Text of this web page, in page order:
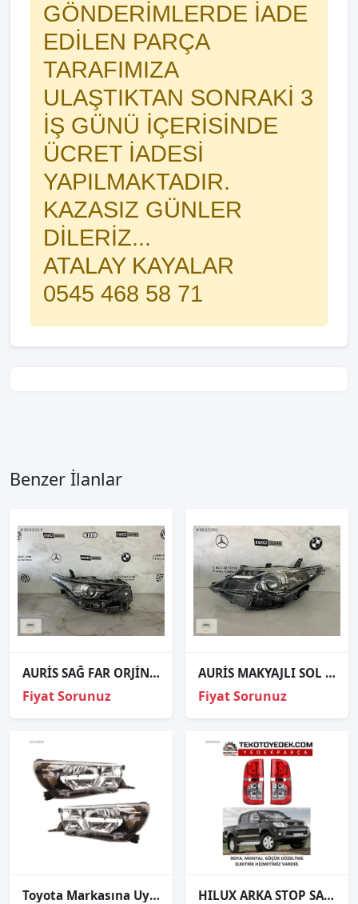
GÖNDERİMLERDE İADE
EDİLEN PARÇA
TARAFIMIZA
ULAŞTIKTAN SONRAKİ 3
İŞ GÜNÜ İÇERİSİNDE
ÜCRET İADESİ
YAPILMAKTADIR.
KAZASIZ GÜNLER
DİLERİZ...
ATALAY KAYALAR
0545 468 58 71
Benzer İlanlar
AURİS SAĞ FAR ORJİNAL
Fiyat Sorunuz
AURİS MAKYAJLI SOL FAR ORJİNAL
Fiyat Sorunuz
Toyota Markasına Uyumlu Hılux Revo Sağ-Sol Far Lambası HILUX ARKA STOP SAĞ SOL 2011 2012 2013 2014 2015 / KAMPANYA